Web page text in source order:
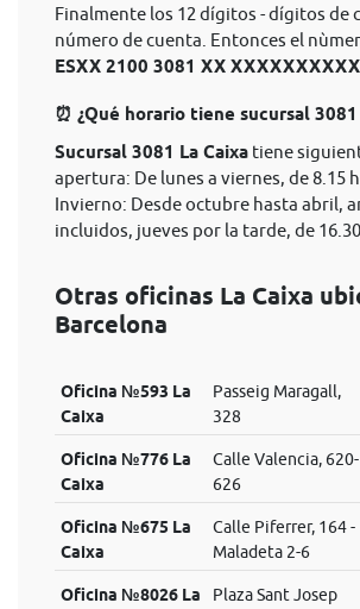
Finalmente los 12 dígitos - dígitos de
número de cuenta. Entonces el
ESXX 2100 3081 XX XXXXXXXXXX
⏰ ¿Qué horario tiene sucursal 3081
Sucursal 3081 La Caixa tiene
apertura: De lunes a viernes, de 8.15 h
Invierno: Desde octubre hasta abril,
incluidos, jueves por la tarde, de 16.30
Otras oficinas La Caixa
Barcelona
Oficina №593 La
Caixa
Passeig Maragall,
328
Oficina №776 La
Caixa
Calle Valencia, 620-
626
Oficina №675 La
Caixa
Calle Piferrer, 164 -
Maladeta 2-6
Oficina №8026 La
Plaza Sant Josep